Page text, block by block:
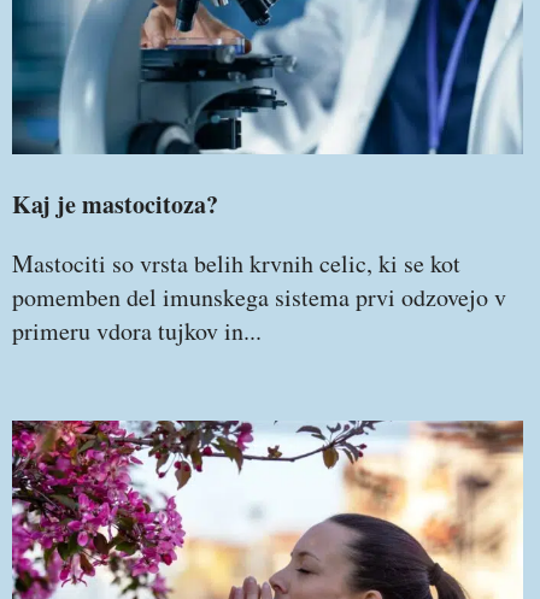
Kaj je mastocitoza?
Mastociti so vrsta belih krvnih celic, ki se kot
pomemben del imunskega sistema prvi odzovejo v
primeru vdora tujkov in...